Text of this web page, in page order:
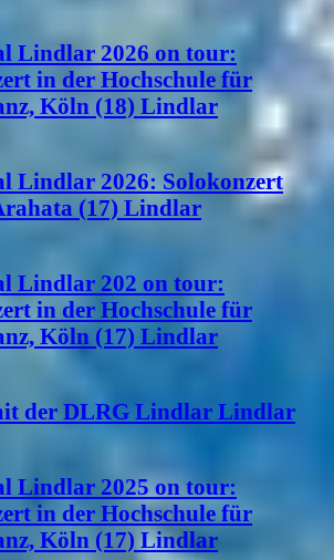
Lindlar 2026 on tour:
in der Hochschule für
Köln (18) Lindlar
Lindlar 2026: Solokonzert
(17) Lindlar
Lindlar 202 on tour:
in der Hochschule für
Köln (17) Lindlar
der DLRG Lindlar Lindlar
Lindlar 2025 on tour:
in der Hochschule für
Köln (17) Lindlar